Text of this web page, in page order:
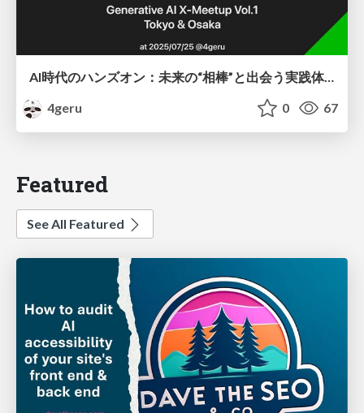
AI時代のハンズオン：未来の“相棒”と出会う実践体験
4geru
0 67
Featured
See All Featured